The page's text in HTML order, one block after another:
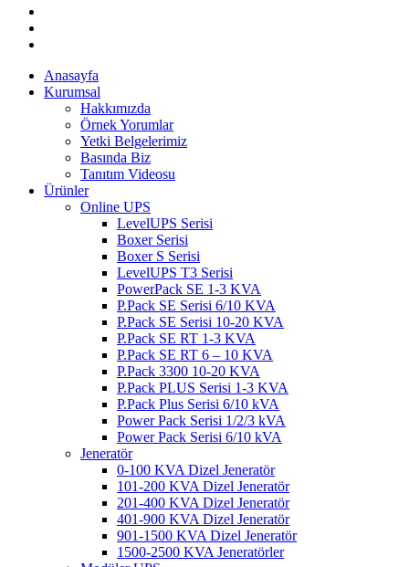
Anasayfa
Kurumsal
Hakkımızda
Örnek Yorumlar
Yetki Belgelerimiz
Basında Biz
Tanıtım Videosu
Ürünler
Online UPS
LevelUPS Serisi
Boxer Serisi
Boxer S Serisi
LevelUPS T3 Serisi
PowerPack SE 1-3 KVA
P.Pack SE Serisi 6/10 KVA
P.Pack SE Serisi 10-20 KVA
P.Pack SE RT 1-3 KVA
P.Pack SE RT 6 – 10 KVA
P.Pack 3300 10-20 KVA
P.Pack PLUS Serisi 1-3 KVA
P.Pack Plus Serisi 6/10 kVA
Power Pack Serisi 1/2/3 kVA
Power Pack Serisi 6/10 kVA
Jeneratör
0-100 KVA Dizel Jeneratör
101-200 KVA Dizel Jeneratör
201-400 KVA Dizel Jeneratör
401-900 KVA Dizel Jeneratör
901-1500 KVA Dizel Jeneratör
1500-2500 KVA Jeneratörler